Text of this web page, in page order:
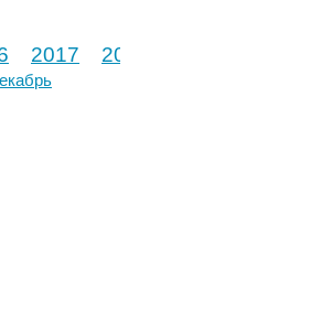
2017 2018